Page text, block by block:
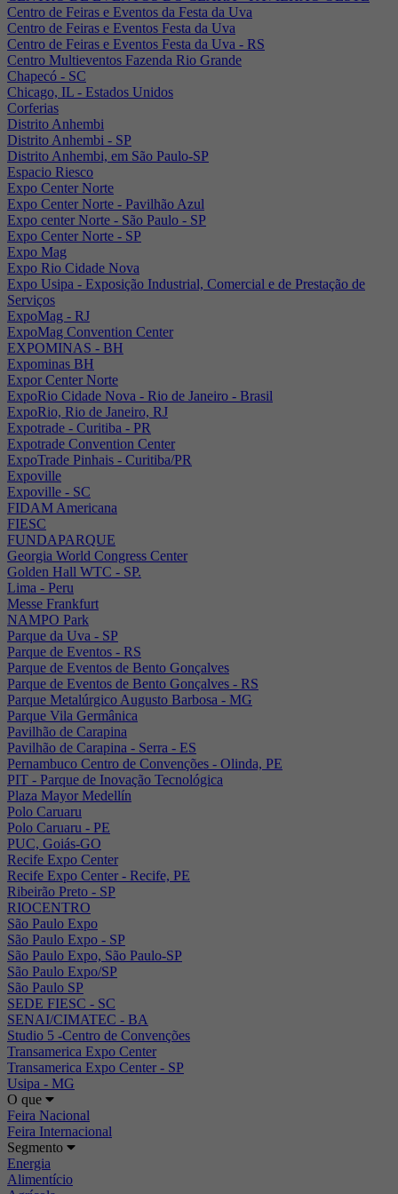
Centro de Feiras e Eventos da Festa da Uva
Centro de Feiras e Eventos Festa da Uva
Centro de Feiras e Eventos Festa da Uva - RS
Centro Multieventos Fazenda Rio Grande
Chapecó - SC
Chicago, IL - Estados Unidos
Corferias
Distrito Anhembi
Distrito Anhembi - SP
Distrito Anhembi, em São Paulo-SP
Espacio Riesco
Expo Center Norte
Expo Center Norte - Pavilhão Azul
Expo center Norte - São Paulo - SP
Expo Center Norte - SP
Expo Mag
Expo Rio Cidade Nova
Expo Usipa - Exposição Industrial, Comercial e de Prestação de
Serviços
ExpoMag - RJ
ExpoMag Convention Center
EXPOMINAS - BH
Expominas BH
Expor Center Norte
ExpoRio Cidade Nova - Rio de Janeiro - Brasil
ExpoRio, Rio de Janeiro, RJ
Expotrade - Curitiba - PR
Expotrade Convention Center
ExpoTrade Pinhais - Curitiba/PR
Expoville
Expoville - SC
FIDAM Americana
FIESC
FUNDAPARQUE
Georgia World Congress Center
Golden Hall WTC - SP.
Lima - Peru
Messe Frankfurt
NAMPO Park
Parque da Uva - SP
Parque de Eventos - RS
Parque de Eventos de Bento Gonçalves
Parque de Eventos de Bento Gonçalves - RS
Parque Metalúrgico Augusto Barbosa - MG
Parque Vila Germânica
Pavilhão de Carapina
Pavilhão de Carapina - Serra - ES
Pernambuco Centro de Convenções - Olinda, PE
PIT - Parque de Inovação Tecnológica
Plaza Mayor Medellín
Polo Caruaru
Polo Caruaru - PE
PUC, Goiás-GO
Recife Expo Center
Recife Expo Center - Recife, PE
Ribeirão Preto - SP
RIOCENTRO
São Paulo Expo
São Paulo Expo - SP
São Paulo Expo, São Paulo-SP
São Paulo Expo/SP
São Paulo SP
SEDE FIESC - SC
SENAI/CIMATEC - BA
Studio 5 -Centro de Convenções
Transamerica Expo Center
Transamerica Expo Center - SP
Usipa - MG
O que
Feira Nacional
Feira Internacional
Segmento
Energia
Alimentício